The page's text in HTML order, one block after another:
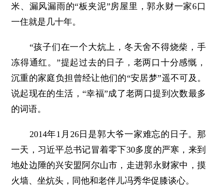
米、漏风漏雨的“板夹泥”房屋里，郭永财一家6口
一住就是几十年。
“孩子们在一个大炕上，冬天舍不得烧柴，手
冻得通红。”提起过去的日子，老两口十分感慨，
沉重的家庭负担曾经让他们的“安居梦”遥不可及。
说起现在的生活，“幸福”成了老两口提到次数最多
的词语。
2014年1月26日是郭大爷一家难忘的日子。那
一天，习近平总书记冒着零下30多度的严寒，来到
地处边陲的兴安盟阿尔山市，走进郭永财家中，摸
火墙、坐炕头，同他和老伴儿冯秀华促膝谈心。